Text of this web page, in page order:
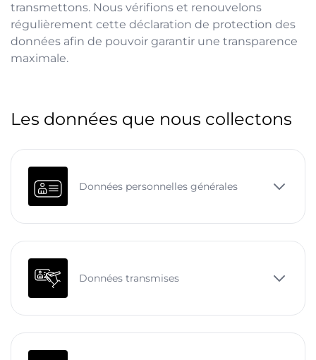
transmettons. Nous vérifions et renouvelons
régulièrement cette déclaration de protection des
données afin de pouvoir garantir une transparence
maximale.
Les données que nous collectons
Données personnelles générales
Données transmises